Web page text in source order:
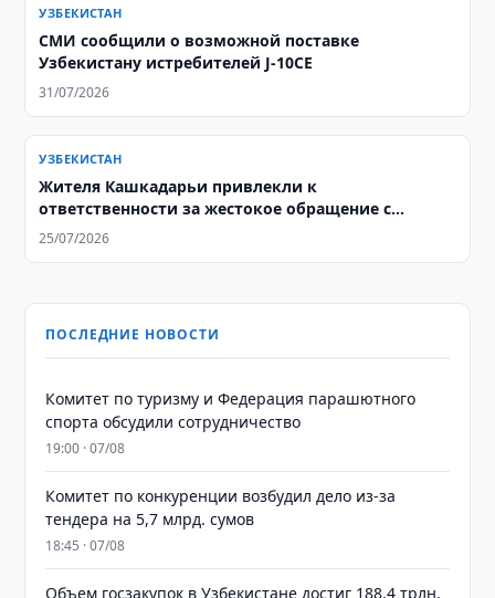
УЗБЕКИСТАН
СМИ сообщили о возможной поставке
Узбекистану истребителей J-10CE
31/07/2026
УЗБЕКИСТАН
Жителя Кашкадарьи привлекли к
ответственности за жестокое обращение с
собакой
25/07/2026
ПОСЛЕДНИЕ НОВОСТИ
Комитет по туризму и Федерация парашютного
спорта обсудили сотрудничество
19:00 · 07/08
Комитет по конкуренции возбудил дело из-за
тендера на 5,7 млрд. сумов
18:45 · 07/08
​​​​​​​Объем госзакупок в Узбекистане достиг 188,4 трлн.